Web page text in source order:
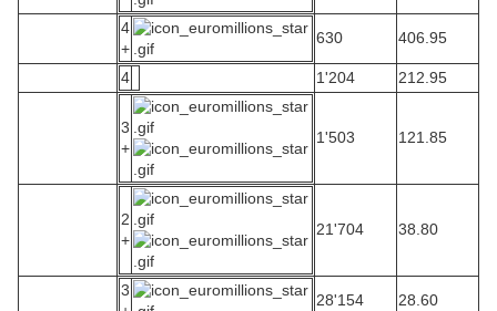
4
+
630 406.95
4 1'204 212.95
3
+
1'503 121.85
2
+
21'704 38.80
3
28'154 28.60